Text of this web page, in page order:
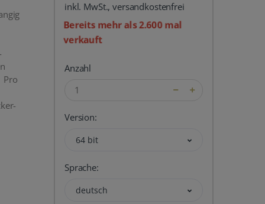
UG
Pro
inkl. MwSt., versandkostenfrei
Bereits mehr als 2.600 mal
verkauft
Anzahl
Version:
64 bit
Sprache:
deutsch